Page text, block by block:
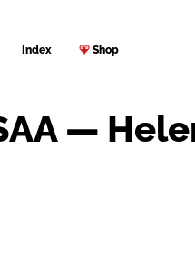
Index Shop
—